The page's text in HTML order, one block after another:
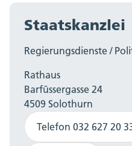
Staatskanzlei
Regierungsdienste /
Rathaus
Barfüssergasse 24
4509 Solothurn
Telefon 032 627 20